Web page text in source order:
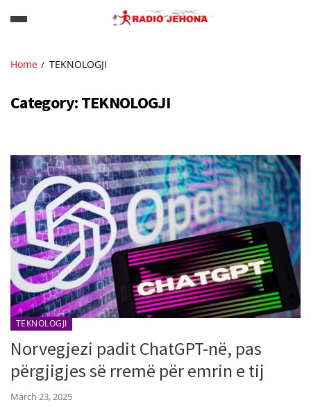
Home TEKNOLOGJI
Category:TEKNOLOGJI
TEKNOLOGJI
Norvegjezi padit ChatGPT-në, pas
përgjigjes së rremë për emrin e tij
March 23, 2025